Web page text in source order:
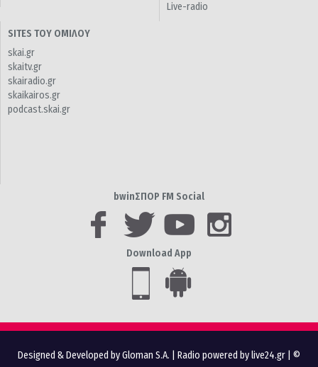
Live-radio
SITES ΤΟΥ ΟΜΙΛΟΥ
skai.gr
skaitv.gr
skairadio.gr
skaikairos.gr
podcast.skai.gr
bwinΣΠΟΡ FM Social
Download App
Designed & Developed by Gloman S.A. Radio powered by live24.gr | ©